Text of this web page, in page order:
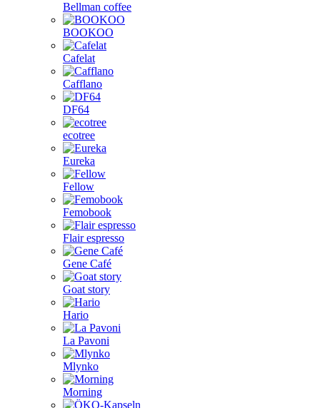
Bellman coffee
BOOKOO
Cafelat
Cafflano
DF64
ecotree
Eureka
Fellow
Femobook
Flair espresso
Gene Café
Goat story
Hario
La Pavoni
Mlynko
Morning